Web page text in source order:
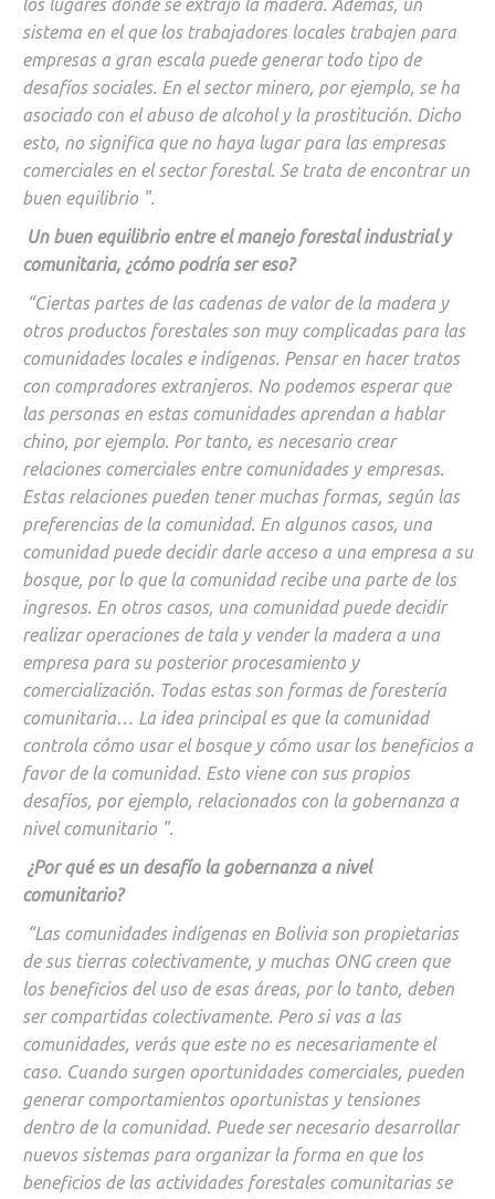
los lugares donde se extrajo la madera. Además, un
sistema en el que los trabajadores locales trabajen para
empresas a gran escala puede generar todo tipo de
desafíos sociales. En el sector minero, por ejemplo, se ha
asociado con el abuso de alcohol y la prostitución. Dicho
esto, no significa que no haya lugar para las empresas
comerciales en el sector forestal. Se trata de encontrar un
buen equilibrio ".
Un buen equilibrio entre el manejo forestal industrial y
comunitaria, ¿cómo podría ser eso?
“Ciertas partes de las cadenas de valor de la madera y
otros productos forestales son muy complicadas para las
comunidades locales e indígenas. Pensar en hacer tratos
con compradores extranjeros. No podemos esperar que
las personas en estas comunidades aprendan a hablar
chino, por ejemplo. Por tanto, es necesario crear
relaciones comerciales entre comunidades y empresas.
Estas relaciones pueden tener muchas formas, según las
preferencias de la comunidad. En algunos casos, una
comunidad puede decidir darle acceso a una empresa a su
bosque, por lo que la comunidad recibe una parte de los
ingresos. En otros casos, una comunidad puede decidir
realizar operaciones de tala y vender la madera a una
empresa para su posterior procesamiento y
comercialización. Todas estas son formas de forestería
comunitaria… La idea principal es que la comunidad
controla cómo usar el bosque y cómo usar los beneficios a
favor de la comunidad. Esto viene con sus propios
desafíos, por ejemplo, relacionados con la gobernanza a
nivel comunitario ".
¿Por qué es un desafío la gobernanza a nivel
comunitario?
“Las comunidades indígenas en Bolivia son propietarias
de sus tierras colectivamente, y muchas ONG creen que
los beneficios del uso de esas áreas, por lo tanto, deben
ser compartidas colectivamente. Pero si vas a las
comunidades, verás que este no es necesariamente el
caso. Cuando surgen oportunidades comerciales, pueden
generar comportamientos oportunistas y tensiones
dentro de la comunidad. Puede ser necesario desarrollar
nuevos sistemas para organizar la forma en que los
beneficios de las actividades forestales comunitarias se